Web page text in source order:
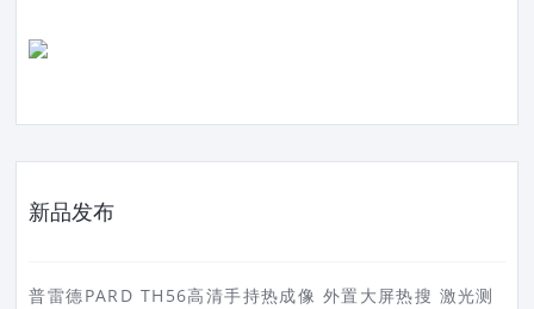
新品发布
普雷德PARD TH56高清手持热成像 外置大屏热搜 激光测